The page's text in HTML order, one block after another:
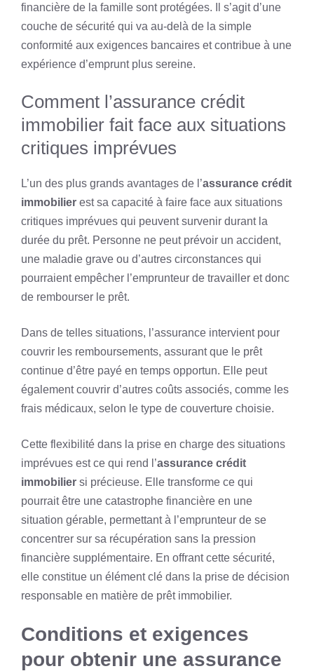
financière de la famille sont protégées. Il s’agit d’une
couche de sécurité qui va au-delà de la simple
conformité aux exigences bancaires et contribue à une
expérience d’emprunt plus sereine.
Comment l’assurance crédit
immobilier fait face aux situations
critiques imprévues
L’un des plus grands avantages de l’assurance crédit
immobilier est sa capacité à faire face aux situations
critiques imprévues qui peuvent survenir durant la
durée du prêt. Personne ne peut prévoir un accident,
une maladie grave ou d’autres circonstances qui
pourraient empêcher l’emprunteur de travailler et donc
de rembourser le prêt.
Dans de telles situations, l’assurance intervient pour
couvrir les remboursements, assurant que le prêt
continue d’être payé en temps opportun. Elle peut
également couvrir d’autres coûts associés, comme les
frais médicaux, selon le type de couverture choisie.
Cette flexibilité dans la prise en charge des situations
imprévues est ce qui rend l’assurance crédit
immobilier si précieuse. Elle transforme ce qui
pourrait être une catastrophe financière en une
situation gérable, permettant à l’emprunteur de se
concentrer sur sa récupération sans la pression
financière supplémentaire. En offrant cette sécurité,
elle constitue un élément clé dans la prise de décision
responsable en matière de prêt immobilier.
Conditions et exigences
pour obtenir une assurance